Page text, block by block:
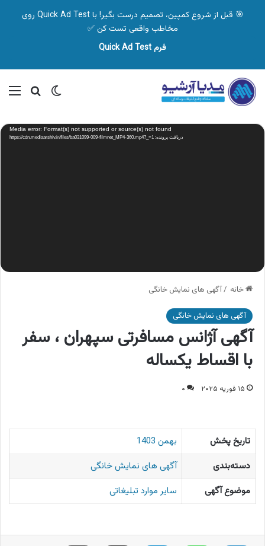
🎯 قبل از شروع کمپین، تصمیم درست بگیر! با Quick Ad Test روی
مخاطب واقعی تست کن ✅
فرم Quick Ad Test
تغییر پوسته
نمایشگر
ویدیو Media error: Format(s) not supported or source(s) not found
دریافت پرونده: https://cdn.mediaarshiv.ir/files/ba031099-009-filmnet_MP4-360.mp4?_=1
خانه /آگهی های نمایش خانگی
آگهی های نمایش خانگی
آگهی آژانس مسافرتی سپهران ، سفر
با اقساط یکساله
۱۵ فوریه ۲۰۲۵ ۰
تاریخ پخش
بهمن 1403
دسته‌بندی
آگهی های نمایش خانگی
موضوع آگهی
سایر موارد تبلیغاتی